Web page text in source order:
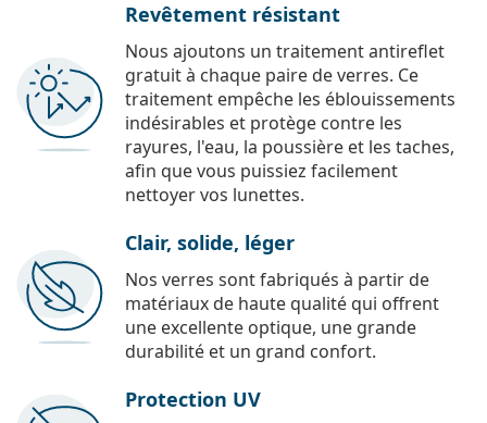
Revêtement résistant
Nous ajoutons un traitement antireflet
gratuit à chaque paire de verres. Ce
traitement empêche les éblouissements
indésirables et protège contre les
rayures, l'eau, la poussière et les taches,
afin que vous puissiez facilement
nettoyer vos lunettes.
Clair, solide, léger
Nos verres sont fabriqués à partir de
matériaux de haute qualité qui offrent
une excellente optique, une grande
durabilité et un grand confort.
Protection UV